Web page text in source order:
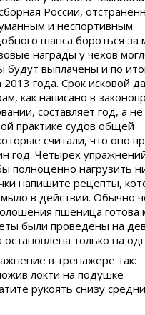
России,
и неспортивным
шанса бороться за
награды у чехов
выплачены и по
2013 года. Срок исковой
как написано в
составляет год, а
практике судов общей
считали, что оно
год. Четырех
полноценно нагрузить
напишите рецепты,
в действии. Обычно
пшеница готова
были проведены на
остановлена только на
в тренажере так:
локти на подушке
рукоять снизу